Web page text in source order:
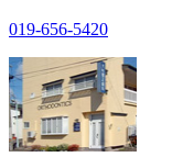
019-656-5420